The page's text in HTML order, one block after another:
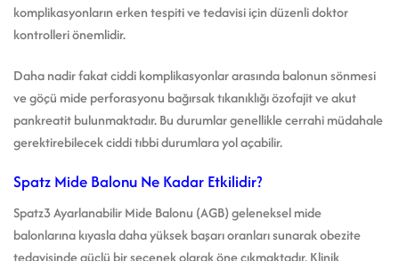
komplikasyonların erken tespiti ve tedavisi için düzenli doktor
kontrolleri önemlidir.
Daha nadir fakat ciddi komplikasyonlar arasında balonun sönmesi
ve göçü mide perforasyonu bağırsak tıkanıklığı özofajit ve akut
pankreatit bulunmaktadır. Bu durumlar genellikle cerrahi müdahale
gerektirebilecek ciddi tıbbi durumlara yol açabilir.
Spatz Mide Balonu Ne Kadar Etkilidir?
Spatz3 Ayarlanabilir Mide Balonu (AGB) geleneksel mide
balonlarına kıyasla daha yüksek başarı oranları sunarak obezite
tedavisinde güçlü bir seçenek olarak öne çıkmaktadır. Klinik